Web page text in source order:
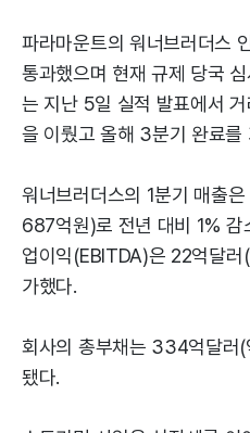
파라마운트의 워너브러더스
통과했으며 현재 규제 당국
는 지난 5일 실적 발표에서
을 이뤘고 올해 3분기 완료를
워너브러더스의 1분기 매출
687억원)로 전년 대비 1% 감
업이익(EBITDA)은 22억달
가했다.
회사의 총부채는 334억달
됐다.